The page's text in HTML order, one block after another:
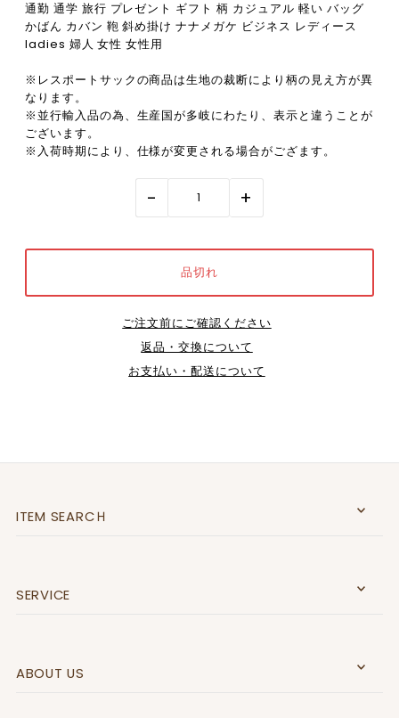
通勤 通学 旅行 プレゼント ギフト 柄 カジュアル 軽い バッグ
かばん カバン 鞄 斜め掛け ナナメガケ ビジネス レディース
ladies 婦人 女性 女性用
※レスポートサックの商品は生地の裁断により柄の見え方が異
なります。
※並行輸入品の為、生産国が多岐にわたり、表示と違うことが
ございます。
※入荷時期により、仕様が変更される場合がござます。
- +
ご注文前にご確認ください
返品・交換について
お支払い・配送について
ITEM SEARCＨ
SERVICE
ABOUT US